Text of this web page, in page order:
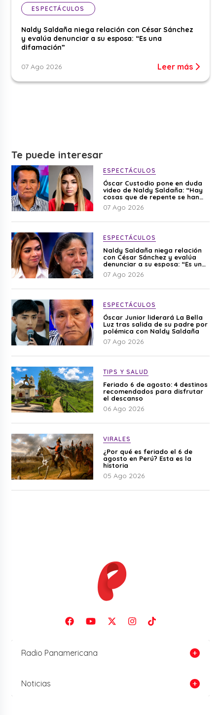
ESPECTÁCULOS
Naldy Saldaña niega relación con César Sánchez
y evalúa denunciar a su esposa: “Es una
difamación”
07 Ago 2026 Leer más
Te puede interesar
ESPECTÁCULOS
Óscar Custodio pone en duda
video de Naldy Saldaña: “Hay
cosas que de repente se han
editado”
07 Ago 2026
ESPECTÁCULOS
Naldy Saldaña niega relación
con César Sánchez y evalúa
denunciar a su esposa: “Es una
difamación”
07 Ago 2026
ESPECTÁCULOS
Óscar Junior liderará La Bella
Luz tras salida de su padre por
polémica con Naldy Saldaña
07 Ago 2026
TIPS Y SALUD
Feriado 6 de agosto: 4 destinos
recomendados para disfrutar
el descanso
06 Ago 2026
VIRALES
¿Por qué es feriado el 6 de
agosto en Perú? Esta es la
historia
05 Ago 2026
Radio Panamericana
Noticias